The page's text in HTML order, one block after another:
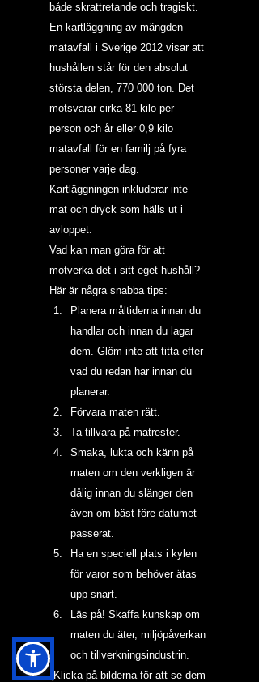
både skrattretande och tragiskt.
En kartläggning av mängden
matavfall i Sverige 2012 visar att
hushållen står för den absolut
största delen, 770 000 ton. Det
motsvarar cirka 81 kilo per
person och år eller 0,9 kilo
matavfall för en familj på fyra
personer varje dag.
Kartläggningen inkluderar inte
mat och dryck som hälls ut i
avloppet.
Vad kan man göra för att
motverka det i sitt eget hushåll?
Här är några snabba tips:
Planera måltiderna innan du
handlar och innan du lagar
dem. Glöm inte att titta efter
vad du redan har innan du
planerar.
Förvara maten rätt.
Ta tillvara på matrester.
Smaka, lukta och känn på
maten om den verkligen är
dålig innan du slänger den
även om bäst-före-datumet
passerat.
Ha en speciell plats i kylen
för varor som behöver ätas
upp snart.
Läs på! Skaffa kunskap om
maten du äter, miljöpåverkan
och tillverkningsindustrin.
(Klicka på bilderna för att se dem